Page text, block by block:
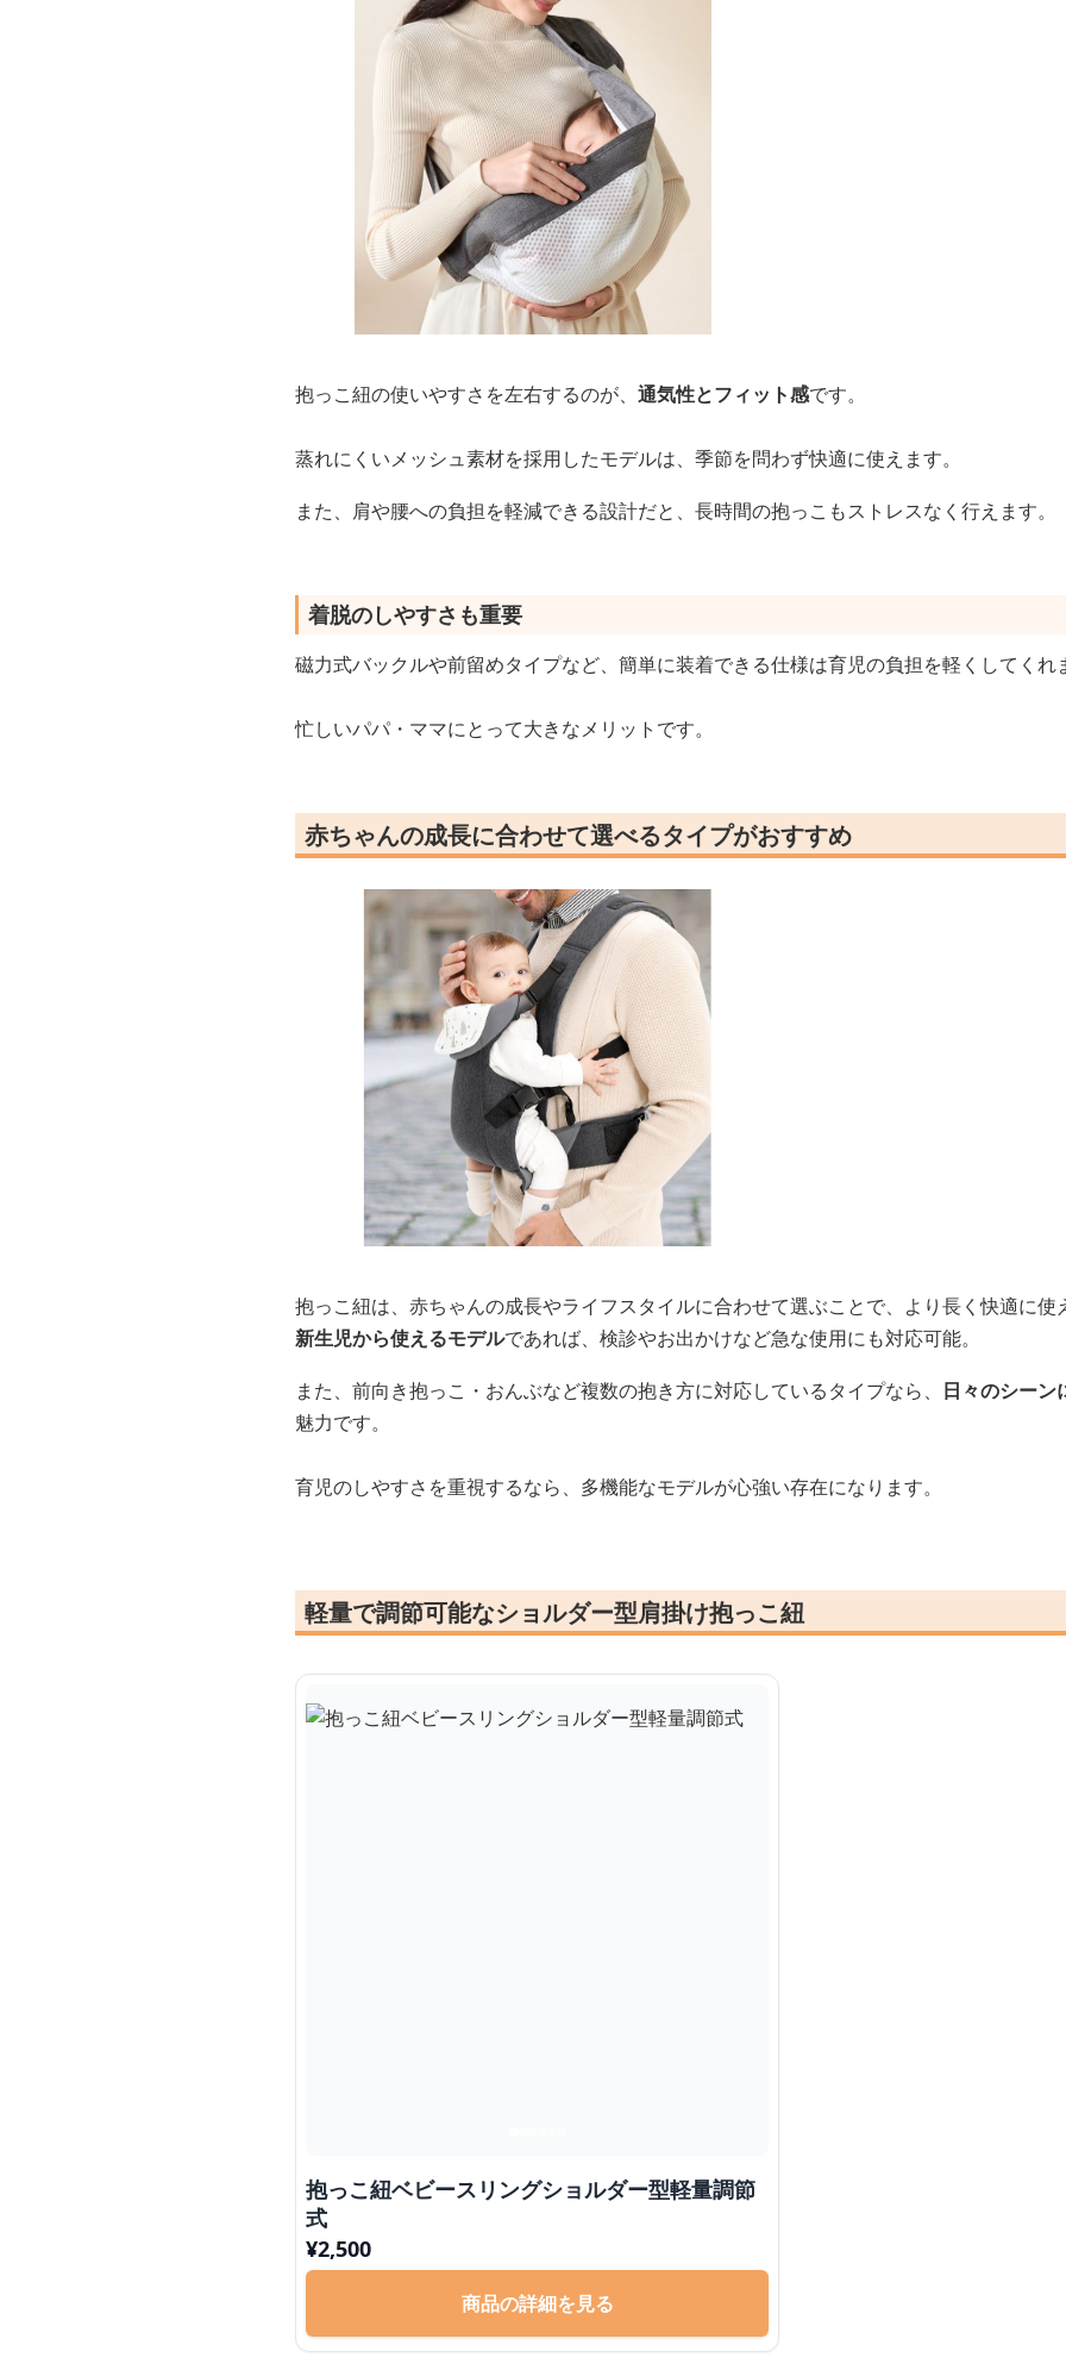
抱っこ紐の使いやすさを左右するのが、 通気性とフィット感です。
蒸れにくいメッシュ素材を採用したモデルは、季節を問わず快適に使えます。
また、肩や腰への負担を軽減できる設計だと、長時間の抱っこもストレスなく行えます。
着脱のしやすさも重要
磁力式バックルや前留めタイプなど、簡単に装着できる仕様は育児の負担を軽くしてくれ
忙しいパパ・ママにとって大きなメリットです。
赤ちゃんの成長に合わせて選べるタイプがおすすめ
抱っこ紐は、赤ちゃんの成長やライフスタイルに合わせて選ぶことで、より長く快適に使
新生児から使えるモデルであれば、検診やお出かけなど急な使用にも対応可能。
また、前向き抱っこ・おんぶなど複数の抱き方に対応しているタイプなら、 日々のシーン
魅力です。
育児のしやすさを重視するなら、多機能なモデルが心強い存在になります。
軽量で調節可能なショルダー型肩掛け抱っこ紐
抱っこ紐ベビースリングショルダー型軽量調節
式
¥2,500
商品の詳細を見る